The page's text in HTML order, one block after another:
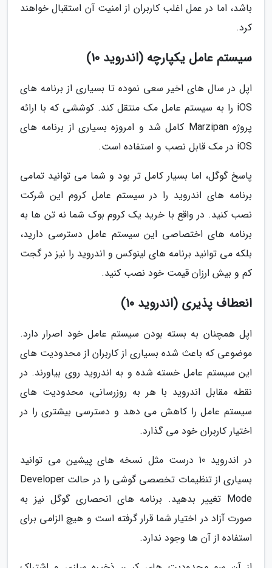
باشد، اما در عمل اغلب کاربران از امنیت آن استقبال خواهند
کرد.
سیستم عامل یکپارچه (اندروید 10)
اپل در سال های اخیر سعی نموده تا بسیاری از برنامه های
iOS را به سیستم عامل مک منتقل کند. کوششی که با ارائه
پروژه Marzipan کامل شد و امروزه بسیاری از برنامه های
iOS در مک قابل نصب و استفاده است.
پاسخ گوگل، اما بسیار کامل تر بود و شما می توانید تمامی
برنامه های اندروید را در سیستم عامل کروم این شرکت
نصب کنید. در واقع با خرید یک کروم بوک شما نه تن ها به
برنامه های اختصاصی این سیستم عامل دسترسی دارید،
بلکه می توانید برنامه های لینوکس و اندروید را نیز در گجت
کم و بیش ارزان قیمت خود نصب کنید.
انعطاف پذیری (اندروید 10)
اپل همچنان به بسته بودن سیستم عامل خود اصرار دارد.
موضوعی که باعث شده بسیاری از کاربران از محدودیت های
این سیستم عامل خسته شده و به اندروید روی بیاورند. در
نقطه مقابل اندروید با هر به روزرسانی، محدودیت های
سیستم عامل را کاهش می دهد و دسترسی بیشتری را در
اختیار کاربران خود می گذارد.
در اندروید 10 درست مثل نسخه های پیشین می توانید
بسیاری از تنظیمات تخصصی گوشی را در حالت Developer
Mode تغییر بدهید. برنامه های انحصاری گوگل نیز به
صورت آزاد در اختیار شما قرار گرفته است و هیچ الزامی برای
استفاده از آن ها وجود ندارد.